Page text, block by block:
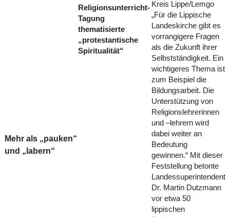
Mehr als „pauken“
und „labern“
Religionsunterricht-
Tagung
thematisierte
„protestantische
Spiritualität“
Kreis Lippe/Lemgo
„Für die Lippische
Landeskirche gibt es
vorrangigere Fragen
als die Zukunft ihrer
Selbstständigkeit. Ein
wichtigeres Thema ist
zum Beispiel die
Bildungsarbeit. Die
Unterstützung von
Religionslehrerinnen
und –lehrern wird
dabei weiter an
Bedeutung
gewinnen.“ Mit dieser
Feststellung betonte
Landessuperintendent
Dr. Martin Dutzmann
vor etwa 50
lippischen